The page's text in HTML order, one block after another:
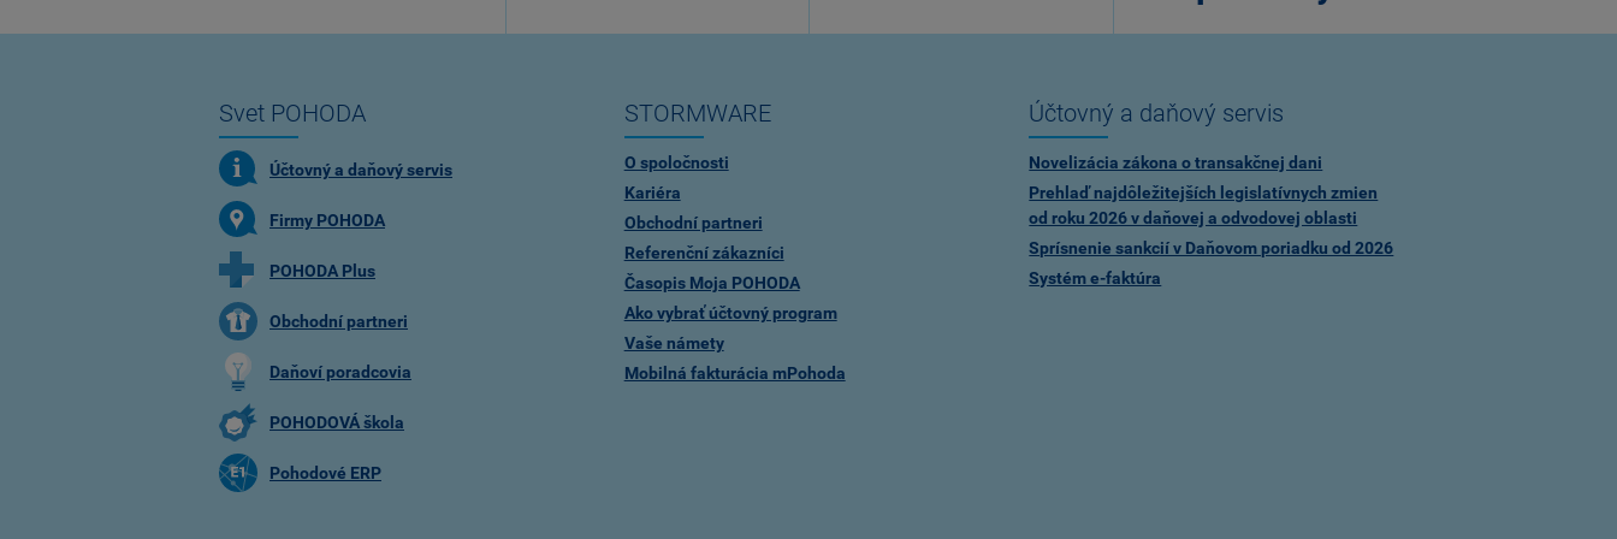
Svet POHODA
Účtovný a daňový servis
Firmy POHODA
POHODA Plus
Obchodní partneri
Daňoví poradcovia
POHODOVÁ škola
Pohodové ERP
STORMWARE
O spoločnosti
Kariéra
Obchodní partneri
Referenční zákazníci
Časopis Moja POHODA
Ako vybrať účtovný program
Vaše námety
Mobilná fakturácia mPohoda
Účtovný a daňový servis
Novelizácia zákona o transakčnej dani
Prehlaď najdôležitejších legislatívnych zmien
od roku 2026 v daňovej a odvodovej oblasti
Sprísnenie sankcií v Daňovom poriadku od 2026
Systém e-faktúra